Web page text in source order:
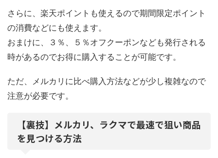
さらに、楽天ポイントも使えるので期間限定ポイント
の消費などにも使えます。
おまけに、３％、５％オフクーポンなども発行される
時があるのでお得に購入することが可能です。
ただ、メルカリに比べ購入方法などが少し複雑なので
注意が必要です。
【裏技】メルカリ、ラクマで最速で狙い商品
を見つける方法